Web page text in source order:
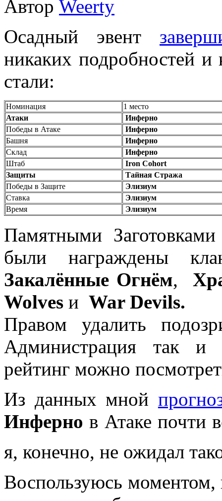
Автор Weerty
Осадный эвент
никаких подробностей и
стали:
Номинация
1 место
Атаки
Инферно
Победы в Атаке
Инферно
Башня
Инферно
Склад
Инферно
Штаб
Iron Cohort
Защиты
Тайная Стража
Победы в Защите
Элизиум
Ставка
Элизиум
Время
Элизиум
Памятными
были награждены
Закалённые Огнём,
Wolves и War Devils.
Правом удалить
Администрация так и
рейтинг можно
Из данных мной
Инферно в Атаке почти
я, конечно, не ожидал
Воспользуюсь моментом,